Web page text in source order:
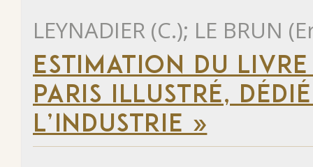
LEYNADIER (C.); LE BRUN
ESTIMATION DU
PARIS ILLUSTRÉ,
L’INDUSTRIE »